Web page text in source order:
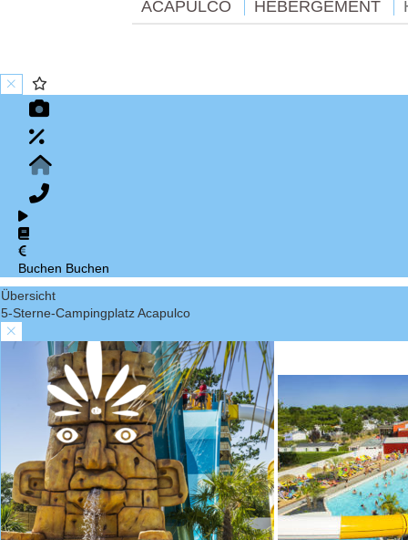
ACAPULCO HÉBERGEMENT
Buchen Buchen
Übersicht
5-Sterne-Campingplatz Acapulco